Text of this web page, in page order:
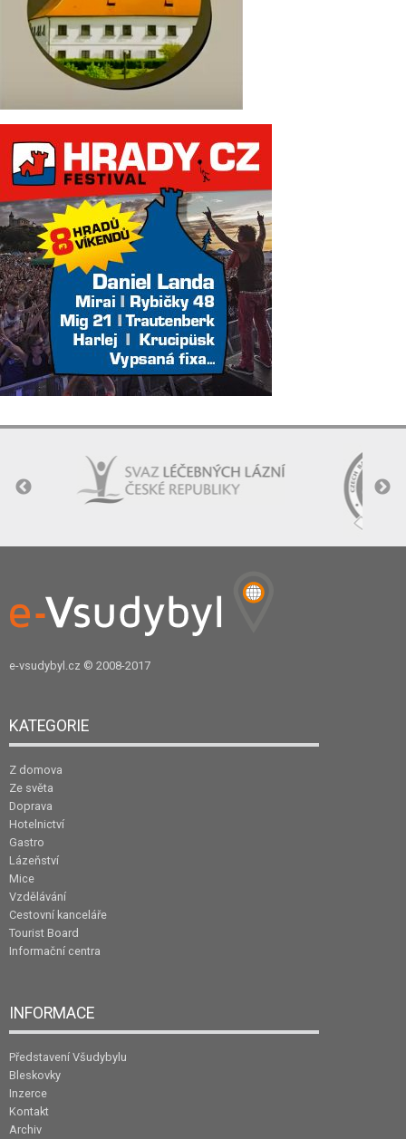
e-vsudybyl.cz © 2008-2017
KATEGORIE
Z domova
Ze světa
Doprava
Hotelnictví
Gastro
Lázeňství
Mice
Vzdělávání
Cestovní kanceláře
Tourist Board
Informační centra
INFORMACE
Představení Všudybylu
Bleskovky
Inzerce
Kontakt
Archiv